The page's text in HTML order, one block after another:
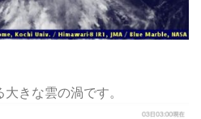
きな雲の渦です。